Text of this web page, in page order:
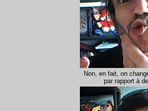
Non, en fait, on
par rapport à